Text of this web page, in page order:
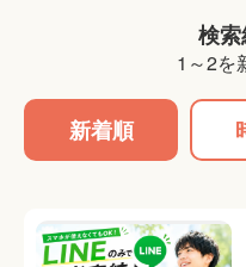
検
1～2を
新着順